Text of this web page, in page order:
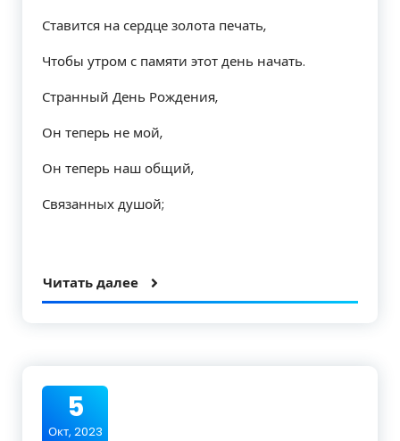
Ставится на сердце золота печать,
Чтобы утром с памяти этот день начать.
Странный День Рождения,
Он теперь не мой,
Он теперь наш общий,
Связанных душой;
Читать далее
5
Окт, 2023